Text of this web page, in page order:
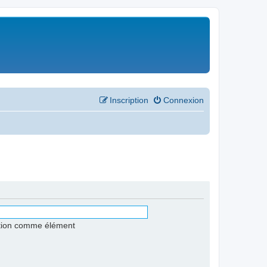
Connexion
Inscription
comme élément